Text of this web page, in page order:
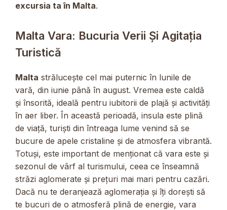
excursia ta în Malta.
Malta Vara: Bucuria Verii Și Agitația
Turistică
Malta strălucește cel mai puternic în lunile de
vară, din iunie până în august. Vremea este caldă
și însorită, ideală pentru iubitorii de plajă și activități
în aer liber. În această perioadă, insula este plină
de viață, turiști din întreaga lume venind să se
bucure de apele cristaline și de atmosfera vibrantă.
Totuși, este important de menționat că vara este și
sezonul de vârf al turismului, ceea ce înseamnă
străzi aglomerate și prețuri mai mari pentru cazări.
Dacă nu te deranjează aglomerația și îți dorești să
te bucuri de o atmosferă plină de energie, vara